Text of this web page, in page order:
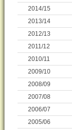
2014/15
2013/14
2012/13
2011/12
2010/11
2009/10
2008/09
2007/08
2006/07
2005/06